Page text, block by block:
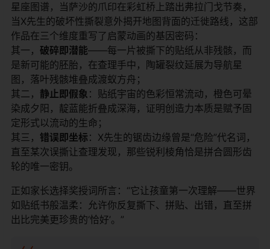
星座图谱，当萨沙的爪印在彩虹桥上踏出弗拉门戈节奏，
当X先生的破坏性撕裂意外揭开地图背面的迁徙路线，这部
作品在三个维度重写了启蒙动画的基因密码：
其一，​ ​破碎即潜能​​——每一片被撕下的贴纸从非残骸，而
是新可能的胚胎，在查理手中，陶罐裂纹延展为导航星
图，落叶残骸堆叠成渡蚁方舟；
其二，​ ​静止即假象​ ​：贴纸宇宙的色彩恒常流动，橙色可晕
染成夕阳，靛蓝能折叠成深海，证明创造力本质是赋予固
定形式以流动的生命；
其三，​ ​错误即坐标​ ​：X先生的锯齿边缘曾是“危险”代名词，
直至某次误撕让查理发现，那些锐利棱角恰是拼合圆形齿
轮的唯一密钥。
正如家长选择奖授词所言：“它让孩童第一次理解——世界
如贴纸书般温柔：允许你反复撕下、拼贴、出错，直至拼
出比完美更珍贵的‘恰好’。”